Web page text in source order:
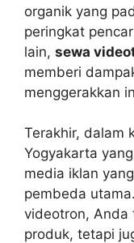
organik yang
peringkat
lain, sewa
memberi
menggerakkan
Terakhir, dalam
Yogyakarta
media iklan
pembeda
videotron, Anda
produk, tetapi